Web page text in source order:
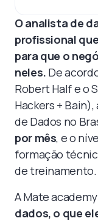
O analista de
profissional
para que o
neles. De
Robert Half e o
Hackers +
de Dados no
por mês, e o
formação
de treinamento.
A Mate
dados, o que